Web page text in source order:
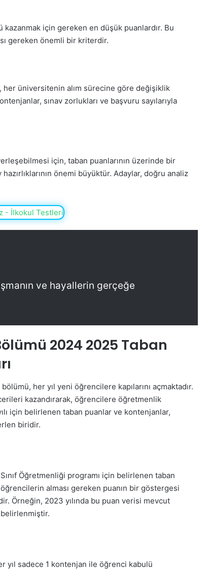
kazanmak için gereken en düşük puanlardır. Bu
gereken önemli bir kriterdir.
her üniversitenin alım sürecine göre değişiklik
sınav zorlukları ve başvuru sayılarıyla
için, taban puanlarının üzerinde bir
önemi büyüktür. Adaylar, doğru analiz
ve hayallerin gerçeğe
2024 2025 Taban
her yıl yeni öğrencilere kapılarını açmaktadır.
kazandırarak, öğrencilere öğretmenlik
için belirlenen taban puanlar ve kontenjanlar,
biridir.
Öğretmenliği programı için belirlenen taban
öğrencilerin alması gereken puanın bir göstergesi
Örneğin, 2023 yılında bu puan verisi mevcut
yıl sadece 1 kontenjan ile öğrenci kabulü